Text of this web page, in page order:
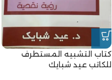
كتاب التشبيه المستطرف
للكاتب عيد شبايك